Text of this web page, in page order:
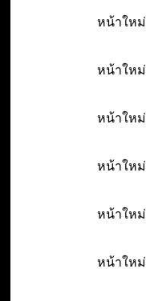
หน้าใหม่
หน้าใหม่
หน้าใหม่
หน้าใหม่
หน้าใหม่
หน้าใหม่